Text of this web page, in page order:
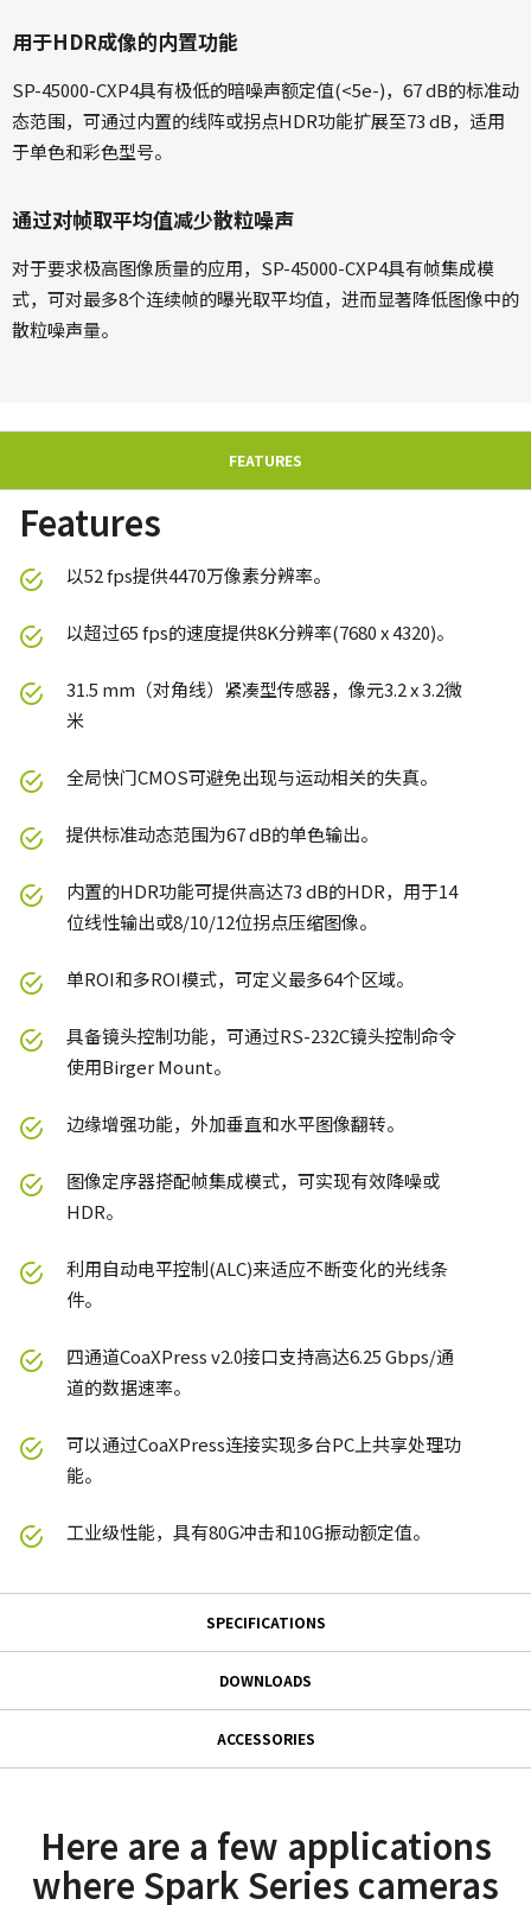
用于HDR成像的内置功能
SP-45000-CXP4具有极低的暗噪声额定值(<5e-)，67 dB的标准动
态范围，可通过内置的线阵或拐点HDR功能扩展至73 dB，适用
于单色和彩色型号。
通过对帧取平均值减少散粒噪声
对于要求极高图像质量的应用，SP-45000-CXP4具有帧集成模
式，可对最多8个连续帧的曝光取平均值，进而显著降低图像中的
散粒噪声量。
FEATURES
Features
以52 fps提供4470万像素分辨率。
以超过65 fps的速度提供8K分辨率(7680 x 4320)。
31.5 mm（对角线）紧凑型传感器，像元3.2 x 3.2微
米
全局快门CMOS可避免出现与运动相关的失真。
提供标准动态范围为67 dB的单色输出。
内置的HDR功能可提供高达73 dB的HDR，用于14
位线性输出或8/10/12位拐点压缩图像。
单ROI和多ROI模式，可定义最多64个区域。
具备镜头控制功能，可通过RS-232C镜头控制命令
使用Birger Mount。
边缘增强功能，外加垂直和水平图像翻转。
图像定序器搭配帧集成模式，可实现有效降噪或
HDR。
利用自动电平控制(ALC)来适应不断变化的光线条
件。
四通道CoaXPress v2.0接口支持高达6.25 Gbps/通
道的数据速率。
可以通过CoaXPress连接实现多台PC上共享处理功
能。
工业级性能，具有80G冲击和10G振动额定值。
SPECIFICATIONS
Specifications
摄像机类别
面阵扫描
DOWNLOADS
Manual - SP-45000-CXP4
Datasheet - SP-45000-CXP4
ACCESSORIES
连接器
GPIO & 电源 12针输入/输出母头连接器及带引线线缆。
Here are a few applications
where Spark Series cameras